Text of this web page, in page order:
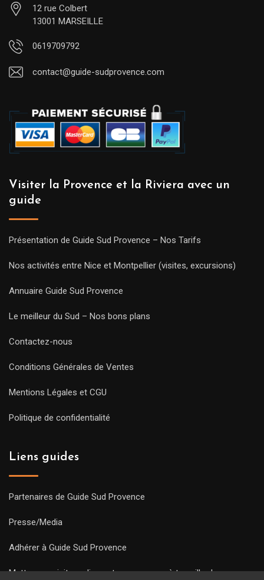
12 rue Colbert
13001 MARSEILLE
0619709792
contact@guide-sudprovence.com
Visiter la Provence et la Riviera avec un
guide
Présentation de Guide Sud Provence – Nos Tarifs
Nos activités entre Nice et Montpellier (visites, excursions)
Annuaire Guide Sud Provence
Le meilleur du Sud – Nos bons plans
Contactez-nous
Conditions Générales de Ventes
Mentions Légales et CGU
Politique de confidentialité
Liens guides
Partenaires de Guide Sud Provence
Presse/Media
Adhérer à Guide Sud Provence
Mettre une visite en ligne et commencez à travailler !